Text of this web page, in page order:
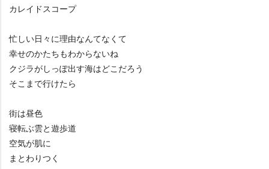
カレイドスコープ
忙しい日々に理由なんてなくて
幸せのかたちもわからないね
クジラがしっぽ出す海はどこだろう
そこまで行けたら
街は昼色
寝転ぶ雲と遊歩道
空気が肌に
まとわりつく